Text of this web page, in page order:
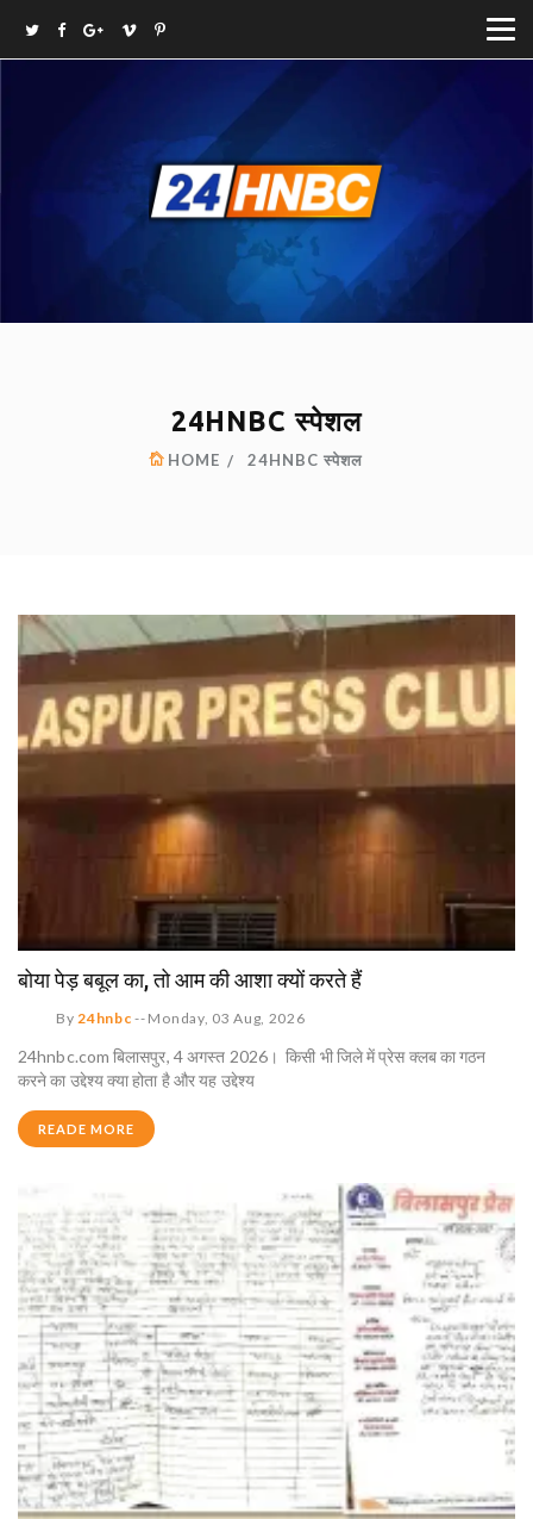
24HNBC स्पेशल
HOME 24HNBC स्पेशल
बोया पेड़ बबूल का, तो आम की आशा क्यों करते हैं
By24hnbc -- Monday, 03 Aug, 2026
24hnbc.com बिलासपुर, 4 अगस्त 2026। किसी भी जिले में प्रेस क्लब का गठन
करने का उद्देश्य क्या होता है और यह उद्देश्य
READE MORE